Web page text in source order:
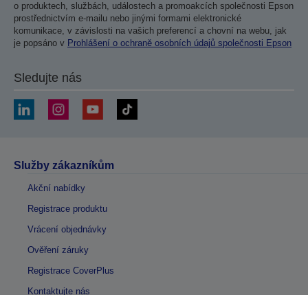
o produktech, službách, událostech a promoakcích společnosti Epson
prostřednictvím e-mailu nebo jinými formami elektronické
komunikace, v závislosti na vašich preferencí a chovní na webu, jak
je popsáno v Prohlášení o ochraně osobních údajů společnosti Epson
Sledujte nás
Služby zákazníkům
Akční nabídky
Registrace produktu
Vrácení objednávky
Ověření záruky
Registrace CoverPlus
Kontaktujte nás